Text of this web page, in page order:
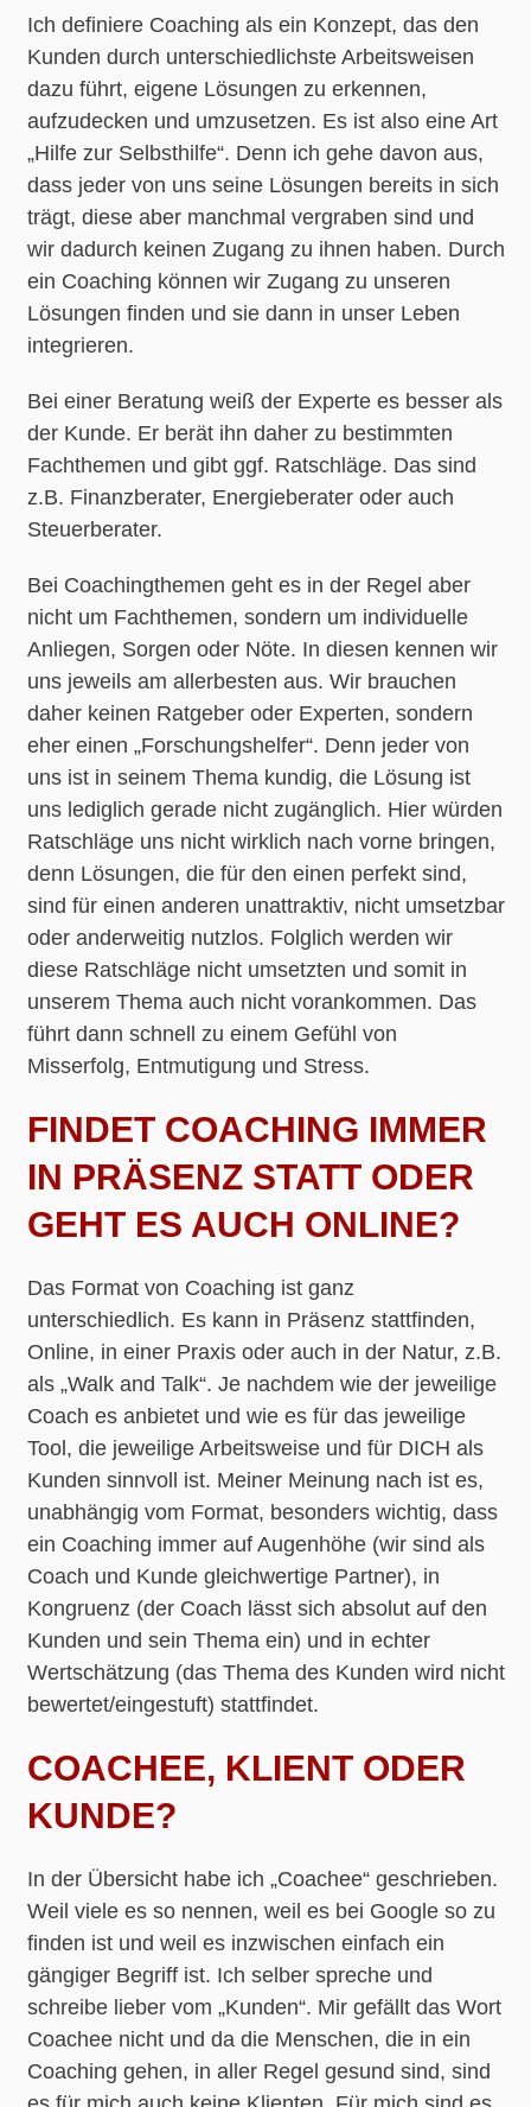
Ich definiere Coaching als ein Konzept, das den
Kunden durch unterschiedlichste Arbeitsweisen
dazu führt, eigene Lösungen zu erkennen,
aufzudecken und umzusetzen. Es ist also eine Art
„Hilfe zur Selbsthilfe“. Denn ich gehe davon aus,
dass jeder von uns seine Lösungen bereits in sich
trägt, diese aber manchmal vergraben sind und
wir dadurch keinen Zugang zu ihnen haben. Durch
ein Coaching können wir Zugang zu unseren
Lösungen finden und sie dann in unser Leben
integrieren.
Bei einer Beratung weiß der Experte es besser als
der Kunde. Er berät ihn daher zu bestimmten
Fachthemen und gibt ggf. Ratschläge. Das sind
z.B. Finanzberater, Energieberater oder auch
Steuerberater.
Bei Coachingthemen geht es in der Regel aber
nicht um Fachthemen, sondern um individuelle
Anliegen, Sorgen oder Nöte. In diesen kennen wir
uns jeweils am allerbesten aus. Wir brauchen
daher keinen Ratgeber oder Experten, sondern
eher einen „Forschungshelfer“. Denn jeder von
uns ist in seinem Thema kundig, die Lösung ist
uns lediglich gerade nicht zugänglich. Hier würden
Ratschläge uns nicht wirklich nach vorne bringen,
denn Lösungen, die für den einen perfekt sind,
sind für einen anderen unattraktiv, nicht umsetzbar
oder anderweitig nutzlos. Folglich werden wir
diese Ratschläge nicht umsetzten und somit in
unserem Thema auch nicht vorankommen. Das
führt dann schnell zu einem Gefühl von
Misserfolg, Entmutigung und Stress.
FINDET COACHING IMMER
IN PRÄSENZ STATT ODER
GEHT ES AUCH ONLINE?
Das Format von Coaching ist ganz
unterschiedlich. Es kann in Präsenz stattfinden,
Online, in einer Praxis oder auch in der Natur, z.B.
als „Walk and Talk“. Je nachdem wie der jeweilige
Coach es anbietet und wie es für das jeweilige
Tool, die jeweilige Arbeitsweise und für DICH als
Kunden sinnvoll ist. Meiner Meinung nach ist es,
unabhängig vom Format, besonders wichtig, dass
ein Coaching immer auf Augenhöhe (wir sind als
Coach und Kunde gleichwertige Partner), in
Kongruenz (der Coach lässt sich absolut auf den
Kunden und sein Thema ein) und in echter
Wertschätzung (das Thema des Kunden wird nicht
bewertet/eingestuft) stattfindet.
COACHEE, KLIENT ODER
KUNDE?
In der Übersicht habe ich „Coachee“ geschrieben.
Weil viele es so nennen, weil es bei Google so zu
finden ist und weil es inzwischen einfach ein
gängiger Begriff ist. Ich selber spreche und
schreibe lieber vom „Kunden“. Mir gefällt das Wort
Coachee nicht und da die Menschen, die in ein
Coaching gehen, in aller Regel gesund sind, sind